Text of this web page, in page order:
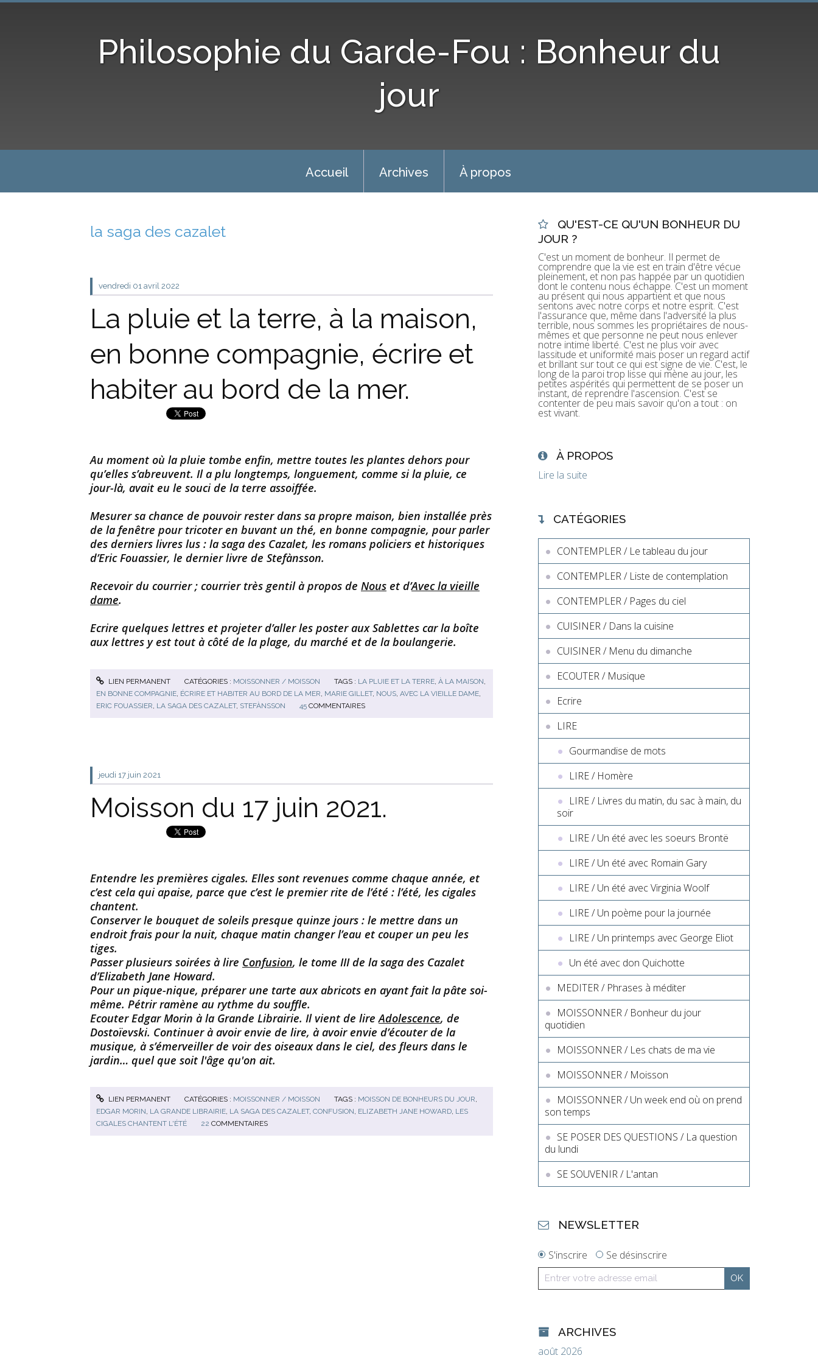
Philosophie du Garde-Fou : Bonheur du
jour
Accueil Archives À propos
la saga des cazalet
vendredi 01 avril 2022
La pluie et la terre, à la maison,
en bonne compagnie, écrire et
habiter au bord de la mer.
Au moment où la pluie tombe enfin, mettre toutes les plantes dehors pour
qu’elles s’abreuvent. Il a plu longtemps, longuement, comme si la pluie, ce
jour-là, avait eu le souci de la terre assoiffée.
Mesurer sa chance de pouvoir rester dans sa propre maison, bien installée près
de la fenêtre pour tricoter en buvant un thé, en bonne compagnie, pour parler
des derniers livres lus : la saga des Cazalet, les romans policiers et historiques
d’Eric Fouassier, le dernier livre de Stefànsson.
Recevoir du courrier ; courrier très gentil à propos de Nous et d’Avec la vieille
dame.
Ecrire quelques lettres et projeter d’aller les poster aux Sablettes car la boîte
aux lettres y est tout à côté de la plage, du marché et de la boulangerie.
LIEN PERMANENT CATÉGORIES : MOISSONNER / MOISSON TAGS : LA PLUIE ET LA TERRE ,À LA MAISON
EN BONNE COMPAGNIE ÉCRIRE ET HABITER AU BORD DE LA MER MARIE GILLET, NOUS AVEC LA VIEILLE DAME
ERIC FOUASSIER LA SAGA DES CAZALET, STEFÀNSSON 45 COMMENTAIRES
jeudi 17 juin 2021
Moisson du 17 juin 2021.
Entendre les premières cigales. Elles sont revenues comme chaque année, et
c’est cela qui apaise, parce que c’est le premier rite de l’été : l’été, les cigales
chantent.
Conserver le bouquet de soleils presque quinze jours : le mettre dans un
endroit frais pour la nuit, chaque matin changer l’eau et couper un peu les
tiges.
Passer plusieurs soirées à lire Confusion, le tome III de la saga des Cazalet
d’Elizabeth Jane Howard.
Pour un pique-nique, préparer une tarte aux abricots en ayant fait la pâte soi-
même. Pétrir ramène au rythme du souffle.
Ecouter Edgar Morin à la Grande Librairie. Il vient de lireAdolescence, de
Dostoïevski. Continuer à avoir envie de lire, à avoir envie d’écouter de la
musique, à s’émerveiller de voir des oiseaux dans le ciel, des fleurs dans le
jardin… quel que soit l'âge qu'on ait.
LIEN PERMANENT CATÉGORIES : MOISSONNER / MOISSON TAGS : MOISSON DE BONHEURS DU JOUR,
EDGAR MORIN, LA GRANDE LIBRAIRIE, LA SAGA DES CAZALET, CONFUSION, ELIZABETH JANE HOWARD, LES
CIGALES CHANTENT L'ÉTÉ
22 COMMENTAIRES
QU'EST-CE QU'UN BONHEUR DU
JOUR ?
C'est un moment de bonheur. Il permet de
comprendre que la vie est en train d'être vécue
pleinement, et non pas happée par un quotidien
dont le contenu nous échappe. C'est un moment
au présent qui nous appartient et que nous
sentons avec notre corps et notre esprit. C'est
l'assurance que, même dans l'adversité la plus
terrible, nous sommes les propriétaires de nous-
mêmes et que personne ne peut nous enlever
notre intime liberté. C'est ne plus voir avec
lassitude et uniformité mais poser un regard actif
et brillant sur tout ce qui est signe de vie. C'est, le
long de la paroi trop lisse qui mène au jour, les
petites aspérités qui permettent de se poser un
instant, de reprendre l'ascension. C'est se
contenter de peu mais savoir qu'on a tout : on
est vivant.
À PROPOS
Lire la suite
CATÉGORIES
CONTEMPLER / Le tableau du jour
CONTEMPLER / Liste de contemplation
CONTEMPLER / Pages du ciel
CUISINER / Dans la cuisine
CUISINER / Menu du dimanche
ECOUTER / Musique
Ecrire
LIRE
Gourmandise de mots
LIRE / Homère
LIRE / Livres du matin, du sac à main, du
soir
LIRE / Un été avec les soeurs Brontë
LIRE / Un été avec Romain Gary
LIRE / Un été avec Virginia Woolf
LIRE / Un poème pour la journée
LIRE / Un printemps avec George Eliot
Un été avec don Quichotte
MEDITER / Phrases à méditer
MOISSONNER / Bonheur du jour
quotidien
MOISSONNER / Les chats de ma vie
MOISSONNER / Moisson
MOISSONNER / Un week end où on prend
son temps
SE POSER DES QUESTIONS / La question
du lundi
SE SOUVENIR / L'antan
NEWSLETTER
S'inscrire Se désinscrire
ARCHIVES
août 2026